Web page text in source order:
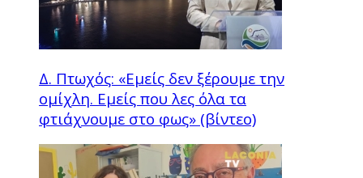
Δ. Πτωχός: «Εμείς δεν ξέρουμε την
ομίχλη. Εμείς που λες όλα τα
φτιάχνουμε στο φως» (βίντεο)